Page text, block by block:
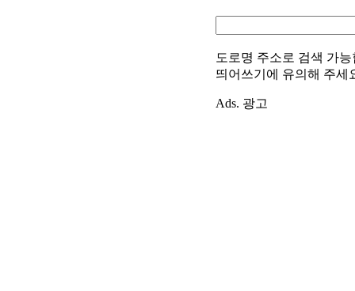
도로명 주소로 검색 가
띄어쓰기에 유의해 주세
Ads. 광고